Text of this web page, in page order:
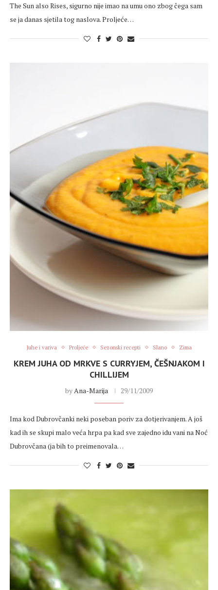
The Sun also Rises, sigurno nije imao na umu ono zbog čega sam
se ja danas sjetila tog naslova. Proljeće…
Juhe i variva Proljeće Sezonski recepti Slano Zima
KREM JUHA OD MRKVE S CURRYJEM, ČEŠNJAKOM I
CHILLIJEM
byAna-Marija 29/11/2009
Ima kod Dubrovčanki neki poseban poriv za dotjerivanjem. A još
kad ih se skupi malo veća hrpa pa kad sve zajedno idu vani na Noć
Dubrovčana (ja bih to preimenovala…